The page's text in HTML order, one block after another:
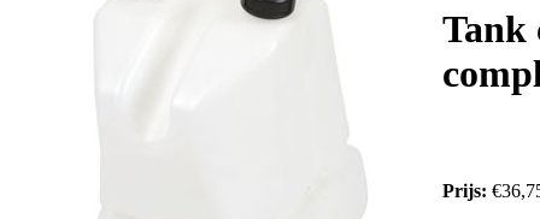
Tank
Prijs: